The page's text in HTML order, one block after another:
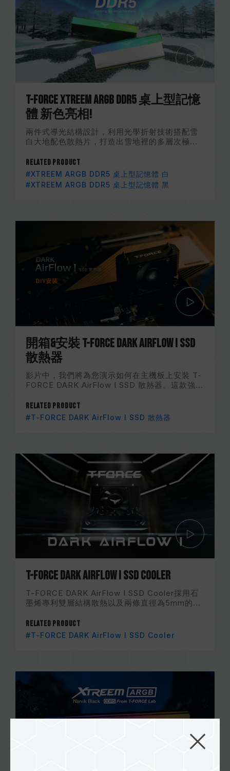
T-FORCE XTREEM ARGB DDR5 桌上型記憶
體 新色亮相!
兩件式導光結構設計，利用光學折射技術搭配雪
白大地配色散熱片，打造出雪地裡的多層次極...
Related Product
#XTREEM ARGB DDR5 桌上型記憶體 白
#XTREEM ARGB DDR5 桌上型記憶體 黑
開箱&安裝 T-FORCE DARK AirFlow I SSD
散熱器
影片中，我們將為您演示如何在主機板上安裝 T-
FORCE DARK AirFlow I SSD 散熱器。這款強...
Related Product
#T-FORCE DARK AirFlow I SSD 散熱器
T-FORCE DARK AirFlow I SSD Cooler
T-FORCE DARK AirFlow I SSD Cooler採用石
墨烯專利雙層結構散熱以及兩條直徑為5mm的...
Related Product
#T-FORCE DARK AirFlow I SSD Cooler